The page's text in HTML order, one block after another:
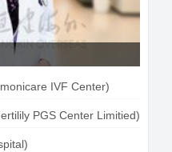
IVF Center)
PGS Center Limitied)